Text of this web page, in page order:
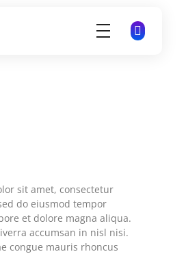
sit amet, consectetur
do eiusmod tempor
et dolore magna aliqua.
accumsan in nisl nisi.
congue mauris rhoncus